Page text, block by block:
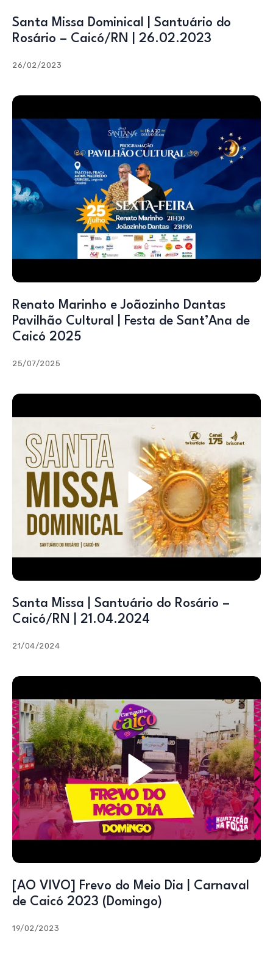
Santa Missa Dominical | Santuário do
Rosário – Caicó/RN | 26.02.2023
26/02/2023
Renato Marinho e Joãozinho Dantas
Pavilhão Cultural | Festa de Sant’Ana de
Caicó 2025
25/07/2025
Santa Missa | Santuário do Rosário –
Caicó/RN | 21.04.2024
21/04/2024
[AO VIVO] Frevo do Meio Dia | Carnaval
de Caicó 2023 (Domingo)
19/02/2023